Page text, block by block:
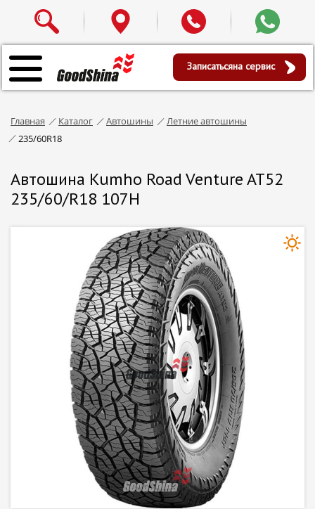
Записатьсяна сервис
Главная Каталог Автошины
Летние автошины
235/60R18
Автошина Kumho Road Venture AT52
235/60/R18 107H